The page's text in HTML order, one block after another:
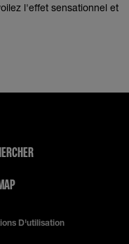
l'effet sensationnel et
D'utilisation